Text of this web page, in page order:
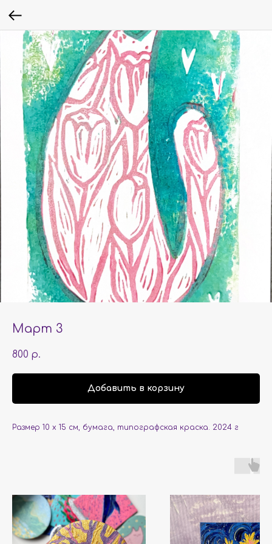
Март 3
800 р.
Добавить в корзину
Размер 10 x 15 см, бумага, типографская краска. 2024 г